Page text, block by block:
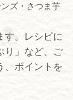
ズ・さつま芋
す。レシピに
り」など、ご
、ポイントを